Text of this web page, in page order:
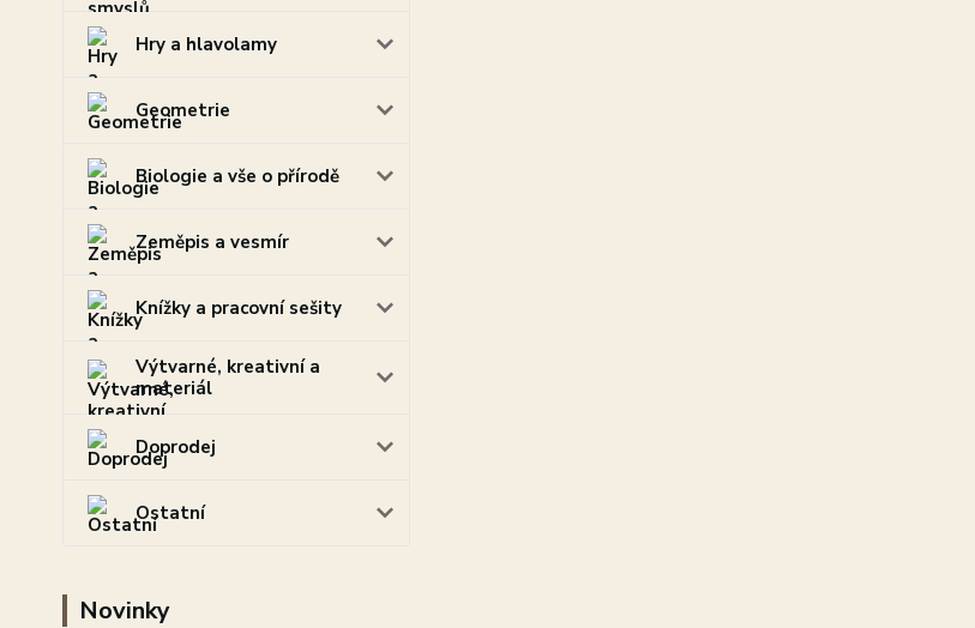
Hry a hlavolamy
Geometrie
Biologie a vše o přírodě
Zeměpis a vesmír
Knížky a pracovní sešity
Výtvarné, kreativní a
materiál
Doprodej
Ostatní
Novinky